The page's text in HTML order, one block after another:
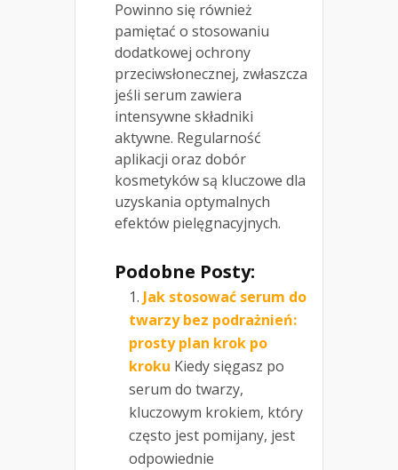
Powinno się również
pamiętać o stosowaniu
dodatkowej ochrony
przeciwsłonecznej, zwłaszcza
jeśli serum zawiera
intensywne składniki
aktywne. Regularność
aplikacji oraz dobór
kosmetyków są kluczowe dla
uzyskania optymalnych
efektów pielęgnacyjnych.
Podobne Posty:
Jak stosować serum do
twarzy bez podrażnień:
prosty plan krok po
kroku Kiedy sięgasz po
serum do twarzy,
kluczowym krokiem, który
często jest pomijany, jest
odpowiednie